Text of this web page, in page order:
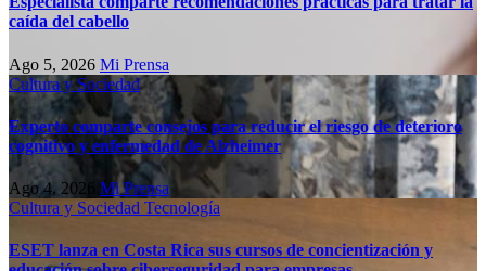
caída del cabello
Ago 5, 2026 Mi Prensa
Cultura y Sociedad
Experto comparte consejos para reducir el riesgo de deterioro
cognitivo у enfermedad de Alzheimer
Ago 4, 2026 Mi Prensa
Cultura y Sociedad Tecnología
ESET lanza en Costa Rica sus cursos de concientización y